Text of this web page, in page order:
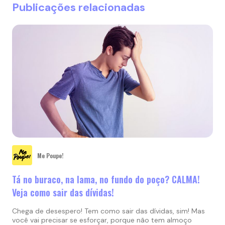
Publicações relacionadas
Me Poupe!
Tá no buraco, na lama, no fundo do poço? CALMA!
Veja como sair das dívidas!
Chega de desespero! Tem como sair das dívidas, sim! Mas
você vai precisar se esforçar, porque não tem almoço